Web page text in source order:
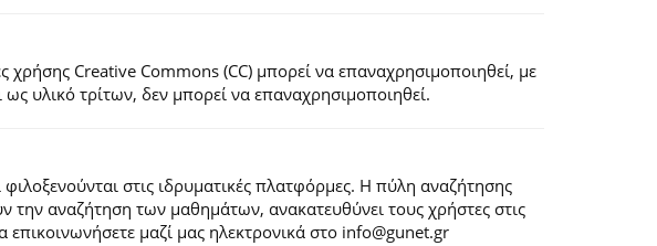
χρήσης Creative Commons (CC) μπορεί να επαναχρησιμοποιηθεί, με
υλικό τρίτων, δεν μπορεί να επαναχρησιμοποιηθεί.
στις ιδρυματικές πλατφόρμες. H πύλη αναζήτησης
αναζήτηση των μαθημάτων, ανακατευθύνει τους χρήστες στις
μαζί μας ηλεκτρονικά στο info@gunet.gr